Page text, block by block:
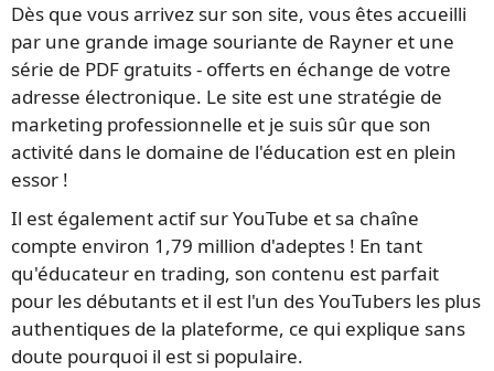
Dès que vous arrivez sur son site, vous êtes accueilli
par une grande image souriante de Rayner et une
série de PDF gratuits - offerts en échange de votre
adresse électronique. Le site est une stratégie de
marketing professionnelle et je suis sûr que son
activité dans le domaine de l'éducation est en plein
essor !
Il est également actif sur YouTube et sa chaîne
compte environ 1,79 million d'adeptes ! En tant
qu'éducateur en trading, son contenu est parfait
pour les débutants et il est l'un des YouTubers les plus
authentiques de la plateforme, ce qui explique sans
doute pourquoi il est si populaire.